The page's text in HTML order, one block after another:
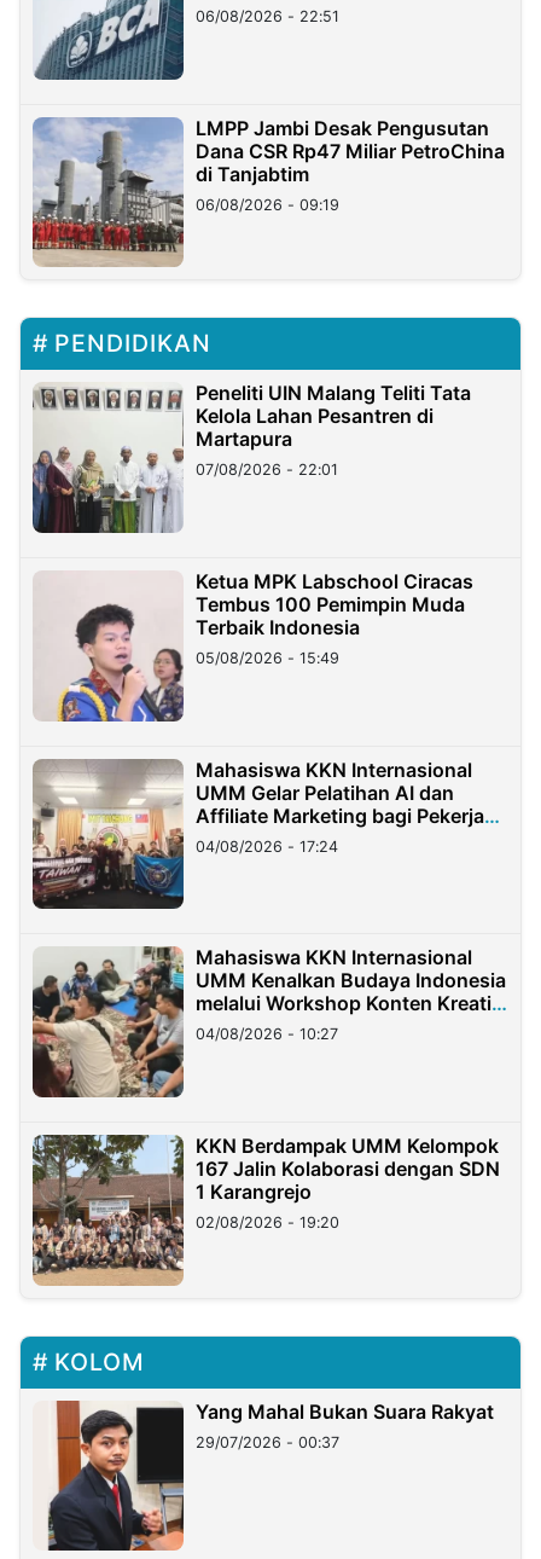
06/08/2026 - 22:51
LMPP Jambi Desak Pengusutan
Dana CSR Rp47 Miliar PetroChina
di Tanjabtim
06/08/2026 - 09:19
PENDIDIKAN
Peneliti UIN Malang Teliti Tata
Kelola Lahan Pesantren di
Martapura
07/08/2026 - 22:01
Ketua MPK Labschool Ciracas
Tembus 100 Pemimpin Muda
Terbaik Indonesia
05/08/2026 - 15:49
Mahasiswa KKN Internasional
UMM Gelar Pelatihan AI dan
Affiliate Marketing bagi Pekerja
Migran Indonesia di Taiwan
04/08/2026 - 17:24
Mahasiswa KKN Internasional
UMM Kenalkan Budaya Indonesia
melalui Workshop Konten Kreatif
di Taiwan
04/08/2026 - 10:27
KKN Berdampak UMM Kelompok
167 Jalin Kolaborasi dengan SDN
1 Karangrejo
02/08/2026 - 19:20
KOLOM
Yang Mahal Bukan Suara Rakyat
29/07/2026 - 00:37